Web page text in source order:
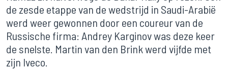
de zesde etappe van de wedstrijd in Saudi-Arabië
werd weer gewonnen door een coureur van de
Russische firma: Andrey Karginov was deze keer
de snelste. Martin van den Brink werd vijfde met
zijn Iveco.